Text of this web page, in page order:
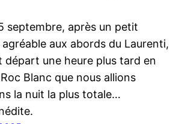
septembre, après un petit
aux abords du Laurenti,
départ une heure plus tard en
Blanc que nous allions
la nuit la plus totale…